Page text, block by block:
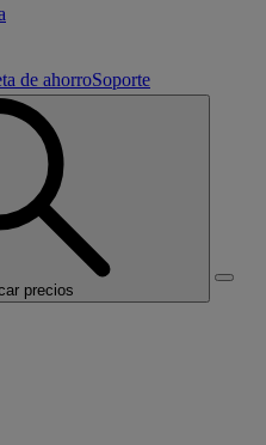
de ahorroSoporte
precios